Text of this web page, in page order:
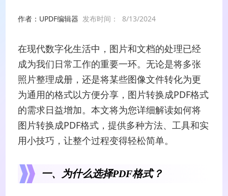
作者：UPDF编辑器 发布时间： 8/13/2024
在现代数字化生活中，图片和文档的处理已经
成为我们日常工作的重要一环。无论是将多张
照片整理成册，还是将某些图像文件转化为更
为通用的格式以方便分享，图片转换成PDF格式
的需求日益增加。本文将为您详细解读如何将
图片转换成PDF格式，提供多种方法、工具和实
用小技巧，让整个过程变得轻松简单。
一、为什么选择PDF格式？